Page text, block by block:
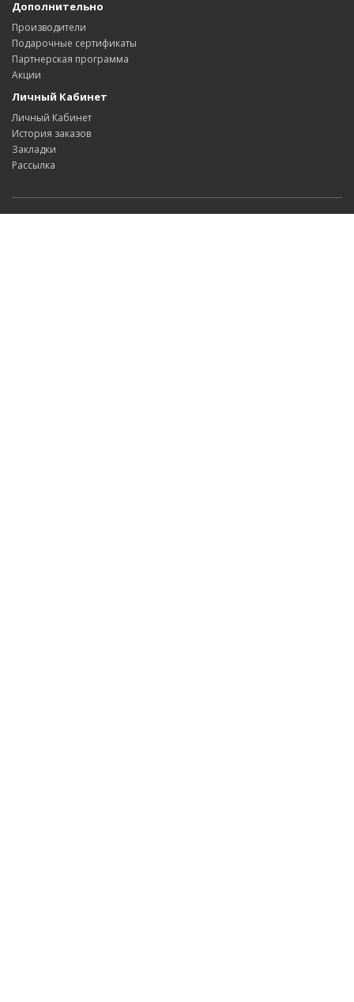
Дополнительно
Производители
Подарочные сертификаты
Партнерская программа
Акции
Личный Кабинет
Личный Кабинет
История заказов
Закладки
Рассылка